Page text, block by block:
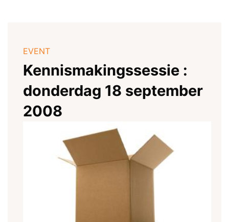
EVENT
Kennismakingssessie :
donderdag 18 september
2008